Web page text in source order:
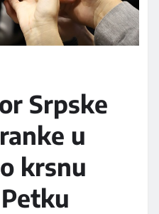
Srpske
u
krsnu